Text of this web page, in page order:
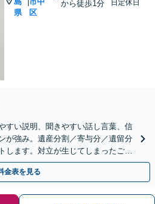
県
区
から徒歩1分
日定休日
すい説明、聞きやすい話し言葉、信
が強み。遺産分割／寄与分／遺留分
ます。対立が生じてしまったご家
ます。
金表を見る